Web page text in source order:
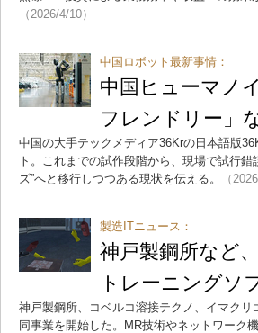
（2026/4/10）
中国ロボット最新事情：
中国ヒューマノ
フレンドリー」
中国の大手テックメディア36Krの日本語版
ト。これまでの試作段階から、現場で試行
ズ”へと移行しつつある現状を伝える。
（
製造ITニュース：
神戸製鋼所など
トレーニングソ
神戸製鋼所、コベルコ溶接テクノ、イマク
同事業を開始した。MR技術やネットワーク